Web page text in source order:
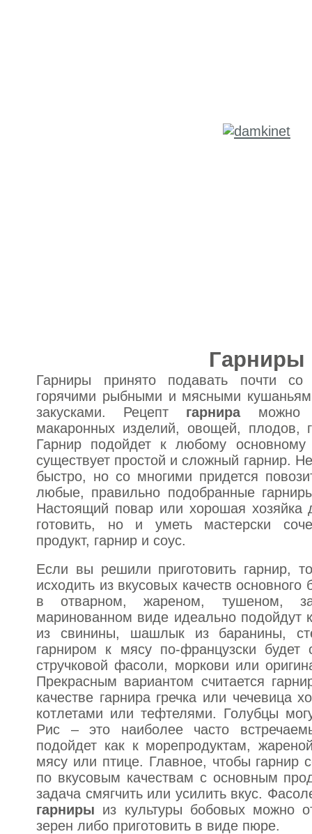
Гарниры
Гарниры принято подавать почти
горячими рыбными и мясными
закусками. Рецепт гарнираможно
макаронных изделий, овощей, плодов,
Гарнир подойдет к любому
существует простой и сложный гарнир.
быстро, но со многими придется
любые, правильно подобранные
Настоящий повар или хорошая хозяйка
готовить, но и уметь мастерски
продукт, гарнир и соус.
Если вы решили приготовить гарнир,
исходить из вкусовых качеств
в отварном, жареном, тушеном,
маринованном виде идеально подойдут
из свинины, шашлык из баранины,
гарниром к мясу по-французски будет
стручковой фасоли, моркови или
Прекрасным вариантом считается
качестве гарнира гречка или чечевица
котлетами или тефтелями. Голубцы
Рис – это наиболее часто
подойдет как к морепродуктам,
мясу или птице. Главное, чтобы гарнир
по вкусовым качествам с основным
задача смягчить или усилить вкус.
гарниры из культуры бобовых можно
зерен либо приготовить в виде пюре.